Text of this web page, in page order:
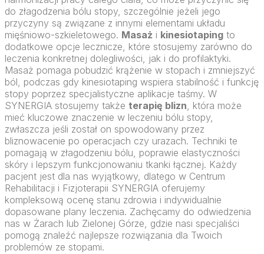
do złagodzenia bólu stopy, szczególnie jeżeli jego
przyczyny są związane z innymi elementami układu
mięśniowo-szkieletowego. Masaż i kinesiotaping to
dodatkowe opcje lecznicze, które stosujemy zarówno do
leczenia konkretnej dolegliwości, jak i do profilaktyki.
Masaż pomaga pobudzić krążenie w stopach i zmniejszyć
ból, podczas gdy kinesiotaping wspiera stabilność i funkcję
stopy poprzez specjalistyczne aplikacje taśmy. W
SYNERGIA stosujemy także terapię blizn, która może
mieć kluczowe znaczenie w leczeniu bólu stopy,
zwłaszcza jeśli został on spowodowany przez
bliznowacenie po operacjach czy urazach. Techniki te
pomagają w złagodzeniu bólu, poprawie elastyczności
skóry i lepszym funkcjonowaniu tkanki łącznej. Każdy
pacjent jest dla nas wyjątkowy, dlatego w Centrum
Rehabilitacji i Fizjoterapii SYNERGIA oferujemy
kompleksową ocenę stanu zdrowia i indywidualnie
dopasowane plany leczenia. Zachęcamy do odwiedzenia
nas w Żarach lub Zielonej Górze, gdzie nasi specjaliści
pomogą znaleźć najlepsze rozwiązania dla Twoich
problemów ze stopami.